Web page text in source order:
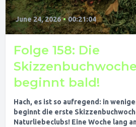
June 24, 2026 • 00:21:04
Folge 158: Die
Skizzenbuchwoche
beginnt bald!
Hach, es ist so aufregend: in
beginnt die erste
Naturliebeclubs! Eine Woche lang